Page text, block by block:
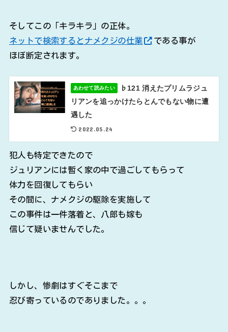
そしてこの「キラキラ」の正体。
ネットで検索するとナメクジの仕業
である事が
ほぼ断定されます。
あわせて読みたい
♭121 消えたプリムラジュ
リアンを追っかけたらとんでもない物に遭
遇した
2022.05.24
犯人も特定できたので
ジュリアンには暫く家の中で過ごしてもらって
体力を回復してもらい
その間に、ナメクジの駆除を実施して
この事件は一件落着と、八郎も嫁も
信じて疑いませんでした。
しかし、惨劇はすぐそこまで
忍び寄っているのでありました。。。